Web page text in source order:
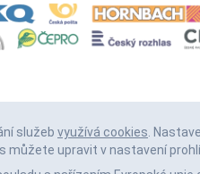
služeb využívá cookies.
můžete upravit v nastavení